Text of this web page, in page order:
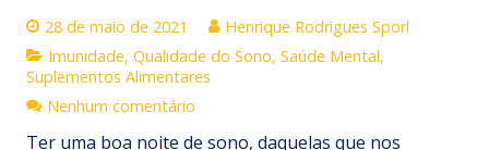
28 de maio de 2021
Henrique Rodrigues Sporl
Imunidade, Qualidade do Sono, Saúde Mental,
Suplementos Alimentares
Nenhum comentário
Ter uma boa noite de sono, daquelas que nos